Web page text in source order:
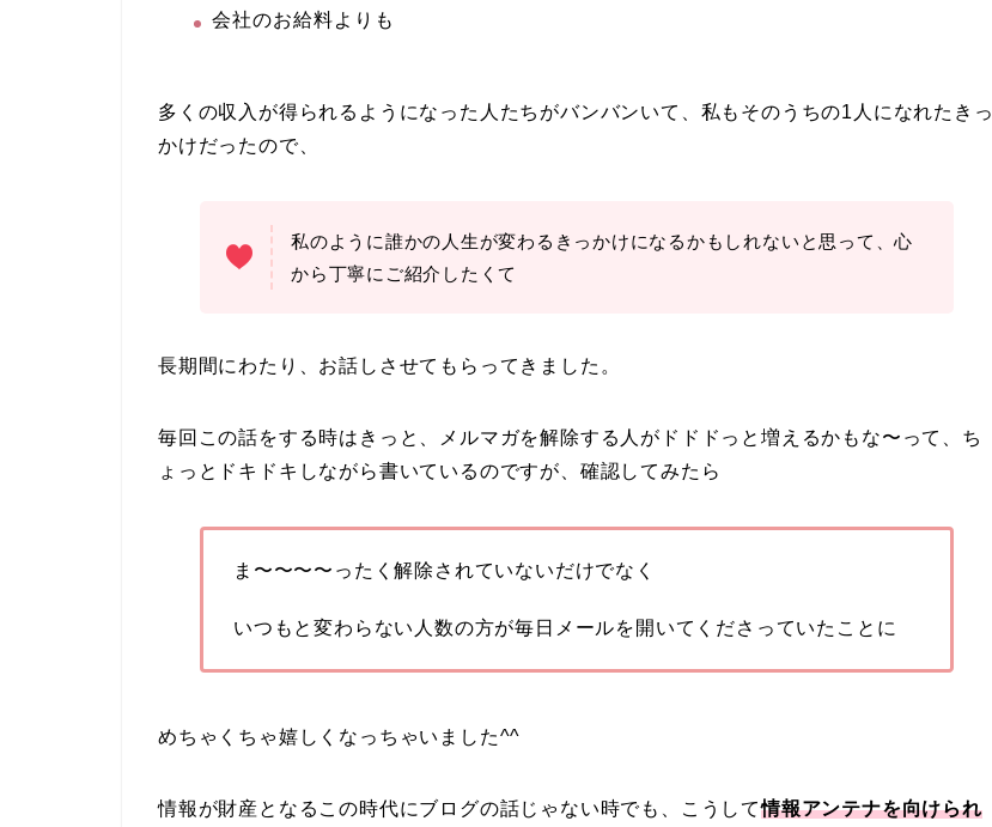
会社のお給料よりも
多くの収入が得られるようになった人たちがバンバンいて、私もそのうちの1人になれたきっ
かけだったので、
私のように誰かの人生が変わるきっかけになるかもしれないと思って、心
から丁寧にご紹介したくて
長期間にわたり、お話しさせてもらってきました。
毎回この話をする時はきっと、メルマガを解除する人がドドドっと増えるかもな〜って、ち
ょっとドキドキしながら書いているのですが、確認してみたら
ま〜〜〜〜ったく解除されていないだけでなく
いつもと変わらない人数の方が毎日メールを開いてくださっていたことに
めちゃくちゃ嬉しくなっちゃいました^^
情報が財産となるこの時代にブログの話じゃない時でも、こうして情報アンテナを向けられ